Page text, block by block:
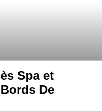
Spa et
De